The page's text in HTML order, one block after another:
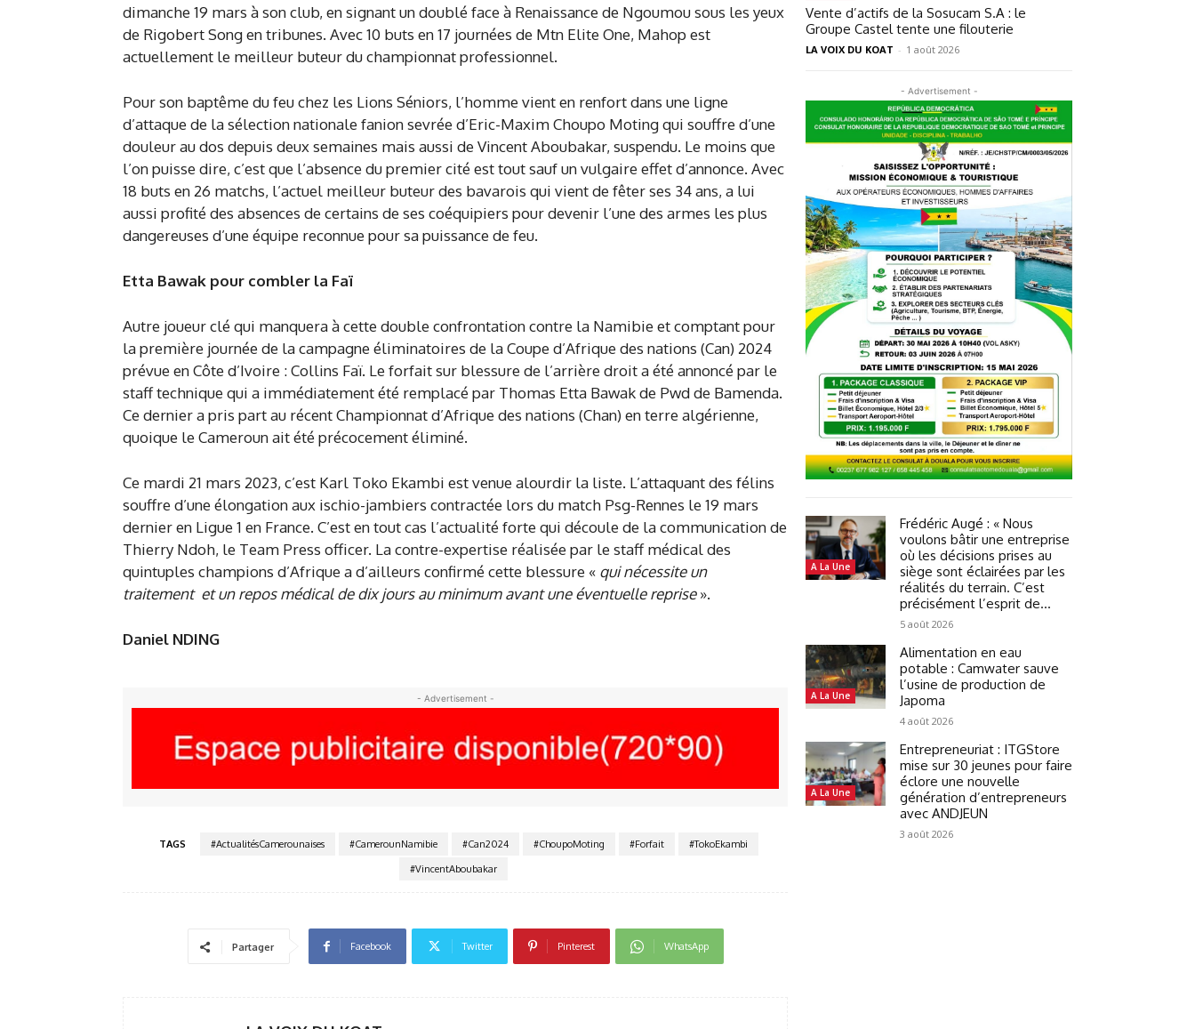
dimanche 19 mars à son club, en signant un doublé face à Renaissance de Ngoumou sous les yeux
de Rigobert Song en tribunes. Avec 10 buts en 17 journées de Mtn Elite One, Mahop est
actuellement le meilleur buteur du championnat professionnel.
Pour son baptême du feu chez les Lions Séniors, l’homme vient en renfort dans une ligne
d’attaque de la sélection nationale fanion sevrée d’Eric-Maxim Choupo Moting qui souffre d’une
douleur au dos depuis deux semaines mais aussi de Vincent Aboubakar, suspendu. Le moins que
l’on puisse dire, c’est que l’absence du premier cité est tout sauf un vulgaire effet d’annonce. Avec
18 buts en 26 matchs, l’actuel meilleur buteur des bavarois qui vient de fêter ses 34 ans, a lui
aussi profité des absences de certains de ses coéquipiers pour devenir l’une des armes les plus
dangereuses d’une équipe reconnue pour sa puissance de feu.
Etta Bawak pour combler la Faï
Autre joueur clé qui manquera à cette double confrontation contre la Namibie et comptant pour
la première journée de la campagne éliminatoires de la Coupe d’Afrique des nations (Can) 2024
prévue en Côte d’Ivoire : Collins Faï. Le forfait sur blessure de l’arrière droit a été annoncé par le
staff technique qui a immédiatement été remplacé par Thomas Etta Bawak de Pwd de Bamenda.
Ce dernier a pris part au récent Championnat d’Afrique des nations (Chan) en terre algérienne,
quoique le Cameroun ait été précocement éliminé.
Ce mardi 21 mars 2023, c’est Karl Toko Ekambi est venue alourdir la liste. L’attaquant des félins
souffre d’une élongation aux ischio-jambiers contractée lors du match Psg-Rennes le 19 mars
dernier en Ligue 1 en France. C’est en tout cas l’actualité forte qui découle de la communication de
Thierry Ndoh, le Team Press officer. La contre-expertise réalisée par le staff médical des
quintuples champions d’Afrique a d’ailleurs confirmé cette blessure « qui nécessite un
traitement et un repos médical de dix jours au minimum avant une éventuelle reprise».
Daniel NDING
- Advertisement -
TAGS #ActualitésCamerounaises #CamerounNamibie #Can2024 #ChoupoMoting #Forfait
#TokoEkambi
#VincentAboubakar
Partager Facebook Twitter Pinterest WhatsApp
Vente d’actifs de la Sosucam S.A : le
Groupe Castel tente une filouterie
LA VOIX DU KOAT - 1 août 2026
- Advertisement -
A La Une
Frédéric Augé : « Nous
voulons bâtir une entreprise
où les décisions prises au
siège sont éclairées par les
réalités du terrain. C’est
précisément l’esprit de...
5 août 2026
A La Une
Alimentation en eau
potable : Camwater sauve
l’usine de production de
Japoma
4 août 2026
A La Une
Entrepreneuriat : ITGStore
mise sur 30 jeunes pour faire
éclore une nouvelle
génération d’entrepreneurs
avec ANDJEUN
3 août 2026